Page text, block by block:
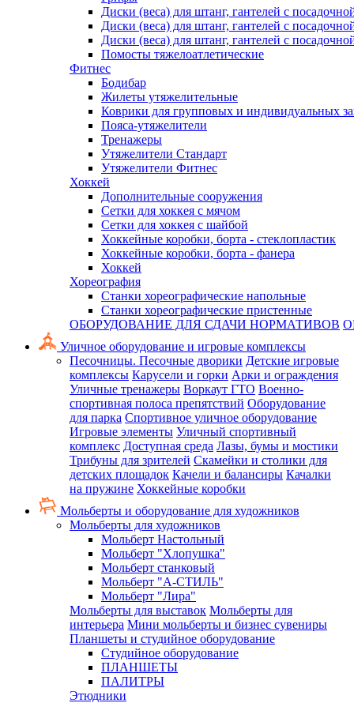
Диски (веса) для штанг, гантелей с
Диски (веса) для штанг, гантелей с
Диски (веса) для штанг, гантелей с
Помосты тяжелоатлетические
Фитнес
Бодибар
Жилеты утяжелительные
Коврики для групповых и индивидуальных
Пояса-утяжелители
Тренажеры
Утяжелители Стандарт
Утяжелители Фитнес
Хоккей
Дополнительные сооружения
Сетки для хоккея с мячом
Сетки для хоккея с шайбой
Хоккейные коробки, борта - стеклопластик
Хоккейные коробки, борта - фанера
Хоккей
Хореография
Станки хореографические напольные
Станки хореографические пристенные
ОБОРУДОВАНИЕ ДЛЯ СДАЧИ НОРМАТИВОВ
Уличное оборудование и игровые комплексы
Песочницы. Песочные дворики Детские игровые
комплексы Карусели и горки Арки и ограждения
Уличные тренажеры Воркаут ГТО Военно-
спортивная полоса препятствий Оборудование
для парка Спортивное уличное оборудование
Игровые элементы Уличный спортивный
комплекс Доступная среда Лазы, бумы и мостики
Трибуны для зрителей Скамейки и столики для
детских площадок Качели и балансиры Качалки
на пружине Хоккейные коробки
Мольберты и оборудование для художников
Мольберты для художников
Мольберт Настольный
Мольберт "Хлопушка"
Мольберт станковый
Мольберт "А-СТИЛЬ"
Мольберт "Лира"
Мольберты для выставок Мольберты для
интерьера Мини мольберты и бизнес сувениры
Планшеты и студийное оборудование
Студийное оборудование
ПЛАНШЕТЫ
ПАЛИТРЫ
Этюдники